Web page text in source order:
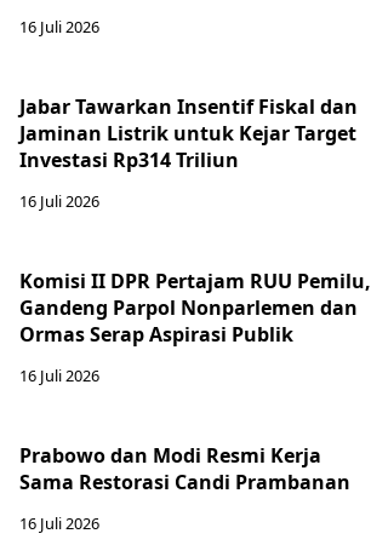
16 Juli 2026
Jabar Tawarkan Insentif Fiskal dan
Jaminan Listrik untuk Kejar Target
Investasi Rp314 Triliun
16 Juli 2026
Komisi II DPR Pertajam RUU Pemilu,
Gandeng Parpol Nonparlemen dan
Ormas Serap Aspirasi Publik
16 Juli 2026
Prabowo dan Modi Resmi Kerja
Sama Restorasi Candi Prambanan
16 Juli 2026